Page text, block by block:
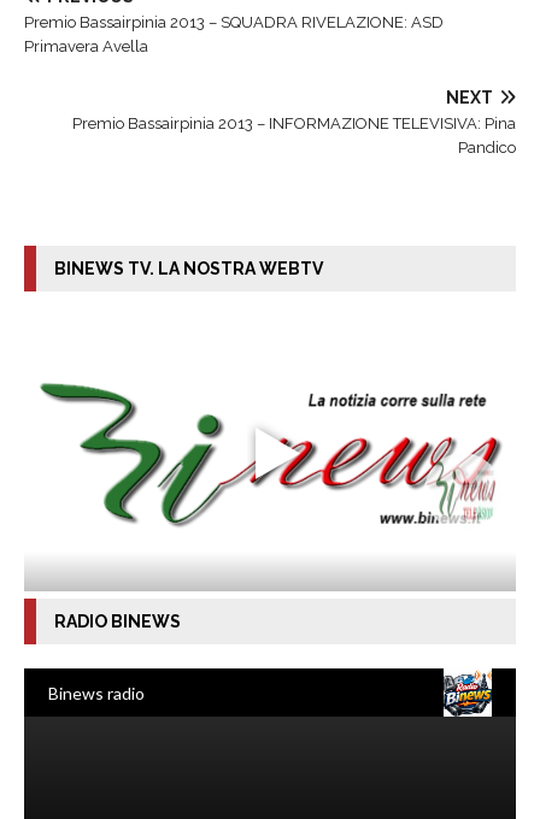
Premio Bassairpinia 2013 – SQUADRA RIVELAZIONE: ASD
Primavera Avella
NEXT
Premio Bassairpinia 2013 – INFORMAZIONE TELEVISIVA: Pina
Pandico
BINEWS TV. LA NOSTRA WEBTV
RADIO BINEWS